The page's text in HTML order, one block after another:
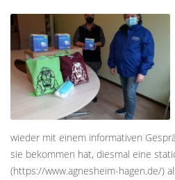
wieder mit einem informativen
sie bekommen hat, diesmal eine
(https://www.agnesheim-hagen.de/)